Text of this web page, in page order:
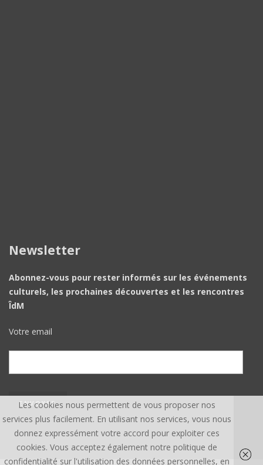
Newsletter
Abonnez-vous pour rester informés sur les événements
culturels, les prochaines découvertes et les rencontres
ÎdM
Votre email
Les cookies nous permettent de vous proposer nos
services plus facilement. En utilisant nos services, vous nous
donnez expressément votre accord pour exploiter ces
cookies. Vous acceptez également notre politique de
confidentialité sur l'utilisation des données personnelles, en